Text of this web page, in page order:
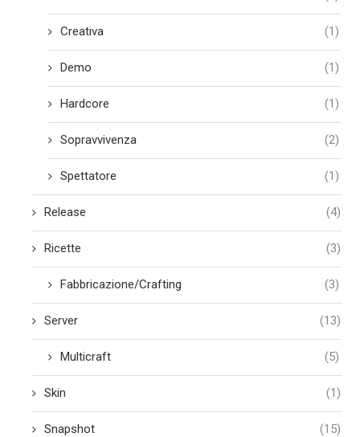
Creativa (1)
Demo (1)
Hardcore (1)
Sopravvivenza (2)
Spettatore (1)
Release (4)
Ricette (3)
Fabbricazione/Crafting (3)
Server (13)
Multicraft (5)
Skin (1)
Snapshot (15)